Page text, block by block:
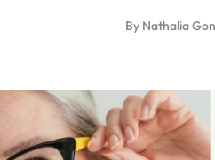
By Nathalia